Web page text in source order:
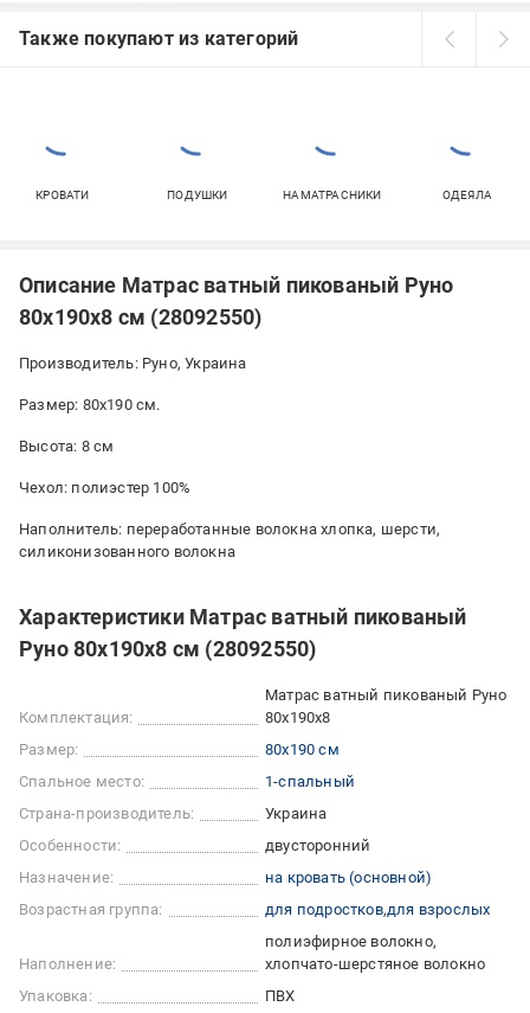
Также покупают из категорий
КРОВАТИ ПОДУШКИ НАМАТРАСНИКИ ОДЕЯЛА
Описание Матрас ватный пикованый Руно
80x190x8 см (28092550)
Производитель: Руно, Украина
Размер: 80х190 см.
Высота: 8 см
Чехол: полиэстер 100%
Наполнитель: переработанные волокна хлопка, шерсти,
силиконизованного волокна
Характеристики Матрас ватный пикованый
Руно 80x190x8 см (28092550)
Комплектация:
Матрас ватный пикованый Руно
80x190x8
Размер:
80x190 см
Спальное место:
1-спальный
Страна-производитель:
Украина
Особенности:
двусторонний
Назначение:
на кровать (основной)
Возрастная группа:
для подростков для взрослых
Наполнение:
полиэфирное волокно
хлопчато-шерстяное волокно
Упаковка:
ПВХ